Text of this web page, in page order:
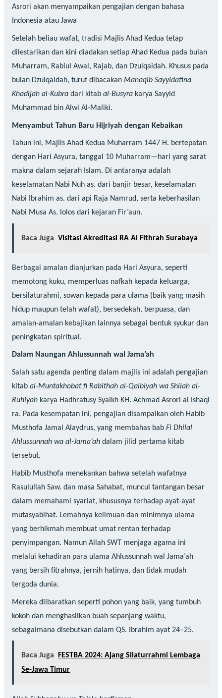
Asrori akan menyampaikan pengajian dengan bahasa
Indonesia atau Jawa
Setelah beliau wafat, tradisi Majlis Ahad Kedua tetap
dilestarikan dan kini diadakan setiap Ahad Kedua pada bulan
Muharram, Rabiul Awal, Rajab, dan Dzulqaidah. Khusus pada
bulan Dzulqaidah, turut dibacakan Manaqib Sayyidatina
Khadijah al-Kubradari kitab al-Busyrakarya Sayyid
Muhammad bin Alwi Al-Maliki.
Menyambut Tahun Baru Hijriyah dengan Kebaikan
Tahun ini, Majlis Ahad Kedua Muharram 1447 H. bertepatan
dengan Hari Asyura, tanggal 10 Muharram—hari yang sarat
makna dalam sejarah Islam. Di antaranya adalah
keselamatan Nabi Nuh as. dari banjir besar, keselamatan
Nabi Ibrahim as. dari api Raja Namrud, serta keberhasilan
Nabi Musa As. lolos dari kejaran Fir’aun.
Baca Juga Visitasi Akreditasi RA Al Fithrah Surabaya
Berbagai amalan dianjurkan pada Hari Asyura, seperti
memotong kuku, memperluas nafkah kepada keluarga,
bersilaturahmi, sowan kepada para ulama (baik yang masih
hidup maupun telah wafat), bersedekah, berpuasa, dan
amalan-amalan kebajikan lainnya sebagai bentuk syukur dan
peningkatan spiritual.
Dalam Naungan Ahlussunnah wal Jama’ah
Salah satu agenda penting dalam majlis ini adalah pengajian
kitab al-Muntakhobat fi Rabithah al-Qalbiyah wa Shilah al-
Ruhiyahkarya Hadhratusy Syaikh KH. Achmad Asrori al Ishaqi
ra. Pada kesempatan ini, pengajian disampaikan oleh Habib
Musthofa Jamal Alaydrus, yang membahas bab Fi Dhilal
Ahlussunnah wa al-Jama’ahdalam jilid pertama kitab
tersebut.
Habib Musthofa menekankan bahwa setelah wafatnya
Rasulullah Saw. dan masa Sahabat, muncul tantangan besar
dalam memahami syariat, khususnya terhadap ayat-ayat
mutasyabihat. Lemahnya keilmuan dan minimnya ulama
yang berhikmah membuat umat rentan terhadap
penyimpangan. Namun Allah SWT menjaga agama ini
melalui kehadiran para ulama Ahlussunnah wal Jama’ah
yang bersih fitrahnya, jernih hatinya, dan tidak mudah
tergoda dunia.
Mereka diibaratkan seperti pohon yang baik, yang tumbuh
kokoh dan menghasilkan buah sepanjang waktu,
sebagaimana disebutkan dalam QS. Ibrahim ayat 24–25.
Baca Juga
FESTBA 2024: Ajang Silaturrahmi Lembaga
Se-Jawa Timur